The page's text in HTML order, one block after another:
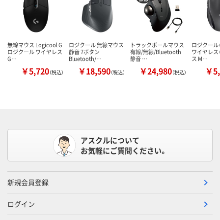
無線マウス Logicool G
ロジクール ワイヤレス
G…
￥5,720（税込）
ロジクール 無線マウス
静音 7ボタン
Bluetooth/…
￥18,590（税込）
トラックボールマウス
有線/無線/Bluetooth
静音 …
￥24,980（税込）
ロジクール
ワイヤレス
ス M…
￥
アスクルについて
お気軽にご質問ください。
新規会員登録
ログイン